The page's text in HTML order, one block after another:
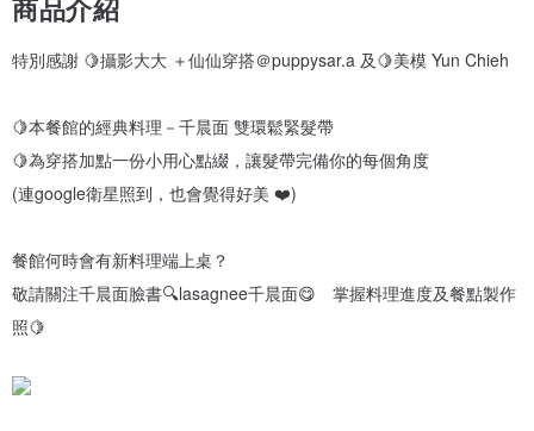
商品介紹
特別感謝 🍋攝影大大 ＋仙仙穿搭＠puppysar.a 及🍋美模 Yun Chieh
🍋本餐館的經典料理－千晨面 雙環鬆緊髮帶
🍋為穿搭加點一份小用心點綴，讓髮帶完備你的每個角度
(連google衛星照到，也會覺得好美 ❤️)
餐館何時會有新料理端上桌？
敬請關注千晨面臉書🔍lasagnee千晨面😋 掌握料理進度及餐點製作
照🍋